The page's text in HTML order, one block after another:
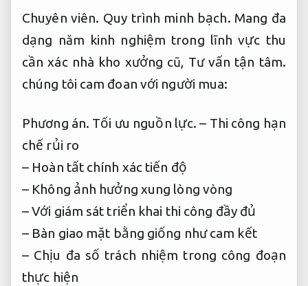
Chuyên viên. Quy trình minh bạch. Mang đa
dạng năm kinh nghiệm trong lĩnh vực thu
cần xác nhà kho xưởng cũ, Tư vấn tận tâm.
chúng tôi cam đoan với người mua:
Phương án. Tối ưu nguồn lực. – Thi công hạn
chế rủi ro
– Hoàn tất chính xác tiến độ
– Không ảnh hưởng xung lòng vòng
– Với giám sát triển khai thi công đầy đủ
– Bàn giao mặt bằng giống như cam kết
– Chịu đa số trách nhiệm trong công đoạn
thực hiện